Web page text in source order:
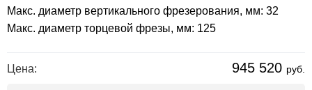
Цена: 945 520 руб.
Макс. диаметр вертикального фрезерования, мм: 32
Макс. диаметр торцевой фрезы, мм: 125